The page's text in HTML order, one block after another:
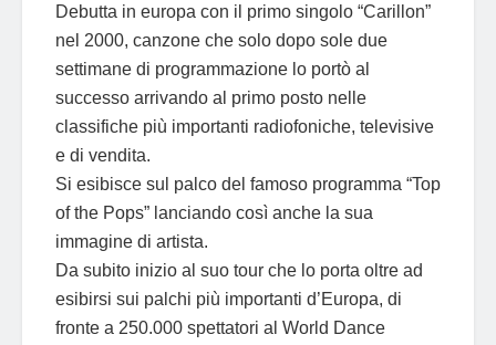
Debutta in europa con il primo singolo “Carillon”
nel 2000, canzone che solo dopo sole due
settimane di programmazione lo portò al
successo arrivando al primo posto nelle
classifiche più importanti radiofoniche, televisive
e di vendita.
Si esibisce sul palco del famoso programma “Top
of the Pops” lanciando così anche la sua
immagine di artista.
Da subito inizio al suo tour che lo porta oltre ad
esibirsi sui palchi più importanti d’Europa, di
fronte a 250.000 spettatori al World Dance